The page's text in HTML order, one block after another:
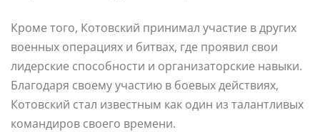
Кроме того, Котовский принимал участие в других
военных операциях и битвах, где проявил свои
лидерские способности и организаторские навыки.
Благодаря своему участию в боевых действиях,
Котовский стал известным как один из талантливых
командиров своего времени.